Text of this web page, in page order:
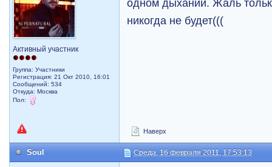
Активный участник
Группа: Участники
Регистрация: 21 Окт 2010, 16:01
Сообщений: 534
Откуда: Москва
Пол:
одном дыхании. Жаль
никогда не будет(((
Наверх
Soul Среда, 16 февраля 2011, 17:53:13